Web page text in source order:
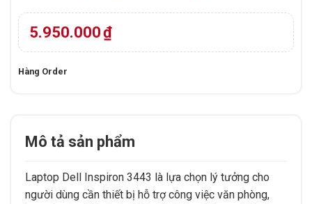
dựa trên
đánh giá
5.950.000₫
Hàng Order
Mô tả sản phẩm
Laptop Dell Inspiron 3443 là lựa chọn lý tưởng cho
người dùng cần thiết bị hỗ trợ công việc văn phòng,